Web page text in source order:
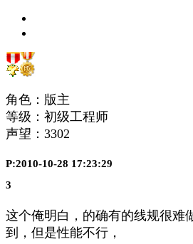
角色：版主
等级：初级工程师
声望： 3302
P:2010-10-28 17:23:29
3
这个俺明白，的确有的线规很难
到，但是性能不行，